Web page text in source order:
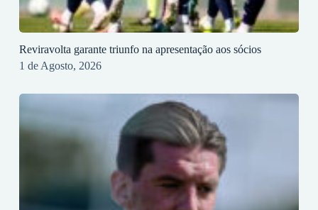
Reviravolta garante triunfo na apresentação aos sócios
1 de Agosto, 2026